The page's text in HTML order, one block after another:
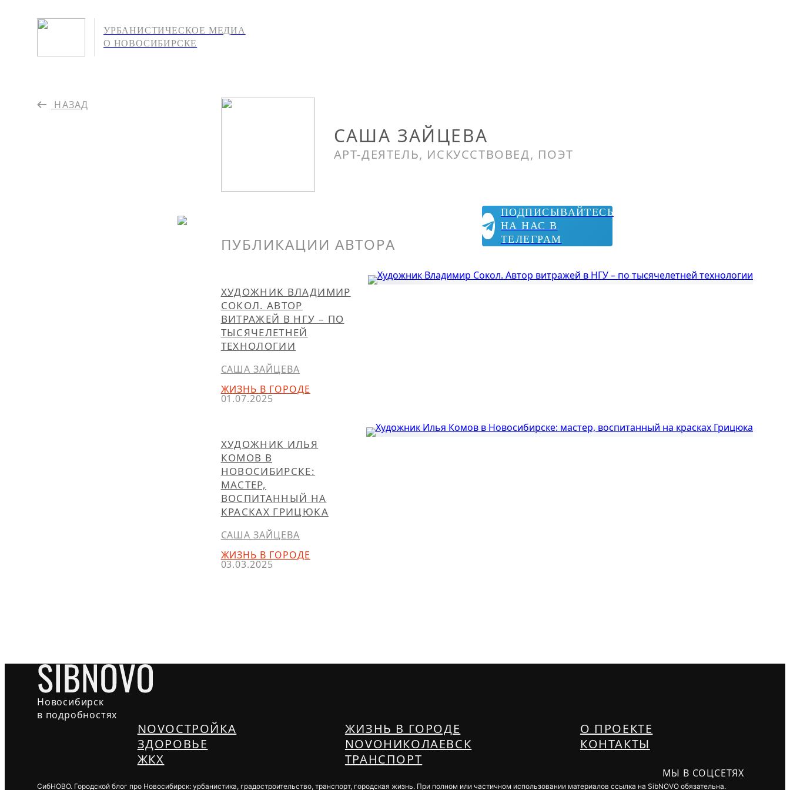
УРБАНИСТИЧЕСКОЕ МЕДИА
О НОВОСИБИРСКЕ
ПОДПИСЫВАЙТЕСЬ
НА НАС В
ТЕЛЕГРАМ
НАЗАД
САША ЗАЙЦЕВА
АРТ-ДЕЯТЕЛЬ, ИСКУССТВОВЕД, ПОЭТ
ПУБЛИКАЦИИ АВТОРА
ХУДОЖНИК ВЛАДИМИР
СОКОЛ. АВТОР
ВИТРАЖЕЙ В НГУ – ПО
ТЫСЯЧЕЛЕТНЕЙ
ТЕХНОЛОГИИ
САША ЗАЙЦЕВА
ЖИЗНЬ В ГОРОДЕ
01.07.2025
ХУДОЖНИК ИЛЬЯ
КОМОВ В
НОВОСИБИРСКЕ:
МАСТЕР,
ВОСПИТАННЫЙ НА
КРАСКАХ ГРИЦЮКА
САША ЗАЙЦЕВА
ЖИЗНЬ В ГОРОДЕ
03.03.2025
Новосибирск
в подробностях
NOVOСТРОЙКА
ЗДОРОВЬЕ
ЖКХ
ЖИЗНЬ В ГОРОДЕ
NOVOНИКОЛАЕВСК
ТРАНСПОРТ
О ПРОЕКТЕ
КОНТАКТЫ
МЫ В СОЦСЕТЯХ
СибНОВО. Городской блог про Новосибирск: урбанистика, градостроительство, транспорт, городская жизнь. При полном или частичном использовании материалов ссылка на SibNOVO обязательна.